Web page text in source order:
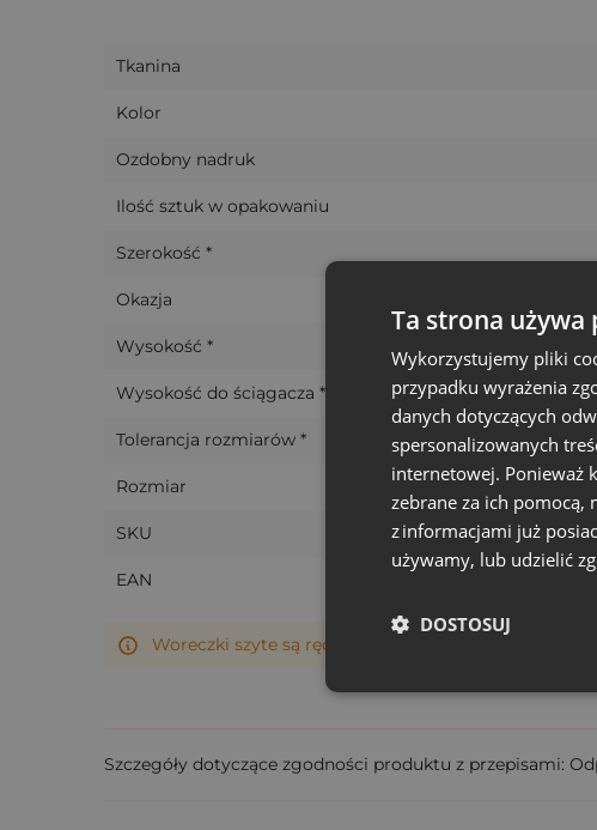
Polecamy nasze woreczki welurowe na
Tkanina
Kolor
Ozdobny nadruk
Ilość sztuk w opakowaniu
Szerokość *
Okazja
Wysokość *
Wysokość do ściągacza *
Tolerancja rozmiarów *
Rozmiar
SKU
EAN
Woreczki szyte są ręcznie, dlatego ich rzeczywisty
Szczegóły dotyczące zgodności produktu z przepisami:
Ta strona
Wykorzystujemy pliki
przypadku wyrażenia
danych dotyczących
spersonalizowanych
internetowej. Ponieważ
zebrane za ich pomocą,
z informacjami już
używamy, lub udzielić
DOSTOSUJ